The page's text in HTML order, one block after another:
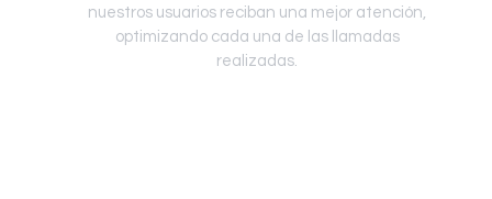
nuestros usuarios reciban una mejor atención,
optimizando cada una de las llamadas
realizadas.